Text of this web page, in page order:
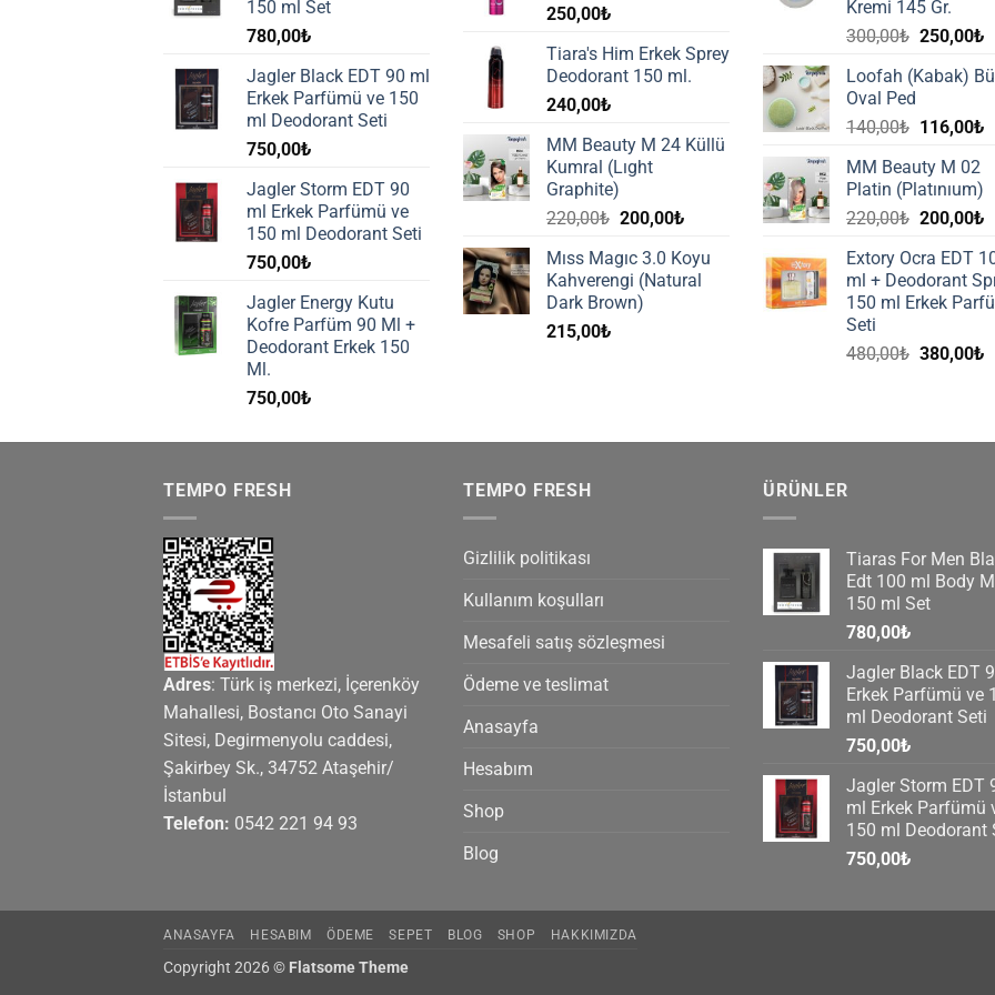
150 ml Set
780,00₺
Jagler Black EDT 90 ml
Erkek Parfümü ve 150
ml Deodorant Seti
750,00₺
Jagler Storm EDT 90
ml Erkek Parfümü ve
150 ml Deodorant Seti
750,00₺
Jagler Energy Kutu
Kofre Parfüm 90 Ml +
Deodorant Erkek 150
Ml.
750,00₺
250,00₺
Tiara's Him Erkek Sprey
Deodorant 150 ml.
240,00₺
MM Beauty M 24 Küllü
Kumral (Lıght
Graphite)
220,00₺ Orijinal
220,00₺.
200,00₺Şu
fiyat:
200,00₺.
Mıss Magıc 3.0 Koyu
Kahverengi (Natural
Dark Brown)
215,00₺
Kremi 145 Gr.
300,00₺ Orijinal
300,00₺.
250,00₺Şu
Loofah (Kabak)
Oval Ped
140,00₺ Orijinal
140,00₺.
116,00₺Şu
MM Beauty M 02
Platin (Platınıum)
220,00₺ Orijinal
220,00₺.
200,00₺Şu
Extory Ocra EDT
ml + Deodorant
150 ml Erkek
Seti
480,00₺ Orijinal
380,00₺Şu
TEMPO FRESH
Adres: Türk iş merkezi, İçerenköy
Mahallesi, Bostancı Oto Sanayi
Sitesi, Degirmenyolu caddesi,
Şakirbey Sk., 34752 Ataşehir/
İstanbul
Telefon: 0542 221 94 93
TEMPO FRESH
Gizlilik politikası
Kullanım koşulları
Mesafeli satış sözleşmesi
Ödeme ve teslimat
Anasayfa
Hesabım
Shop
Blog
ÜRÜNLER
Tiaras For Men
Edt 100 ml Body
150 ml Set
780,00₺
Jagler Black EDT
Erkek Parfümü ve
ml Deodorant Seti
750,00₺
Jagler Storm EDT
ml Erkek Parfümü
150 ml Deodorant
750,00₺
ANASAYFA HESABIM ÖDEME SEPET BLOG SHOP HAKKIMIZDA
Copyright 2026 © Flatsome Theme